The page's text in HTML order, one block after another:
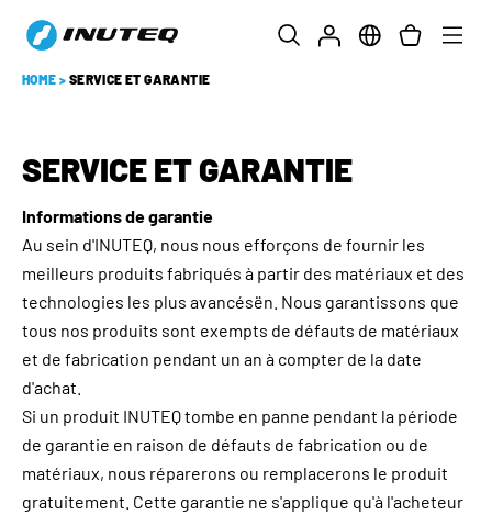
HOME > SERVICE ET GARANTIE
SERVICE ET GARANTIE
Informations de garantie
Au sein d'INUTEQ, nous nous efforçons de fournir les
meilleurs produits fabriqués à partir des matériaux et des
technologies les plus avancésën. Nous garantissons que
tous nos produits sont exempts de défauts de matériaux
et de fabrication pendant un an à compter de la date
d'achat.
Si un produit INUTEQ tombe en panne pendant la période
de garantie en raison de défauts de fabrication ou de
matériaux, nous réparerons ou remplacerons le produit
gratuitement. Cette garantie ne s'applique qu'à l'acheteur